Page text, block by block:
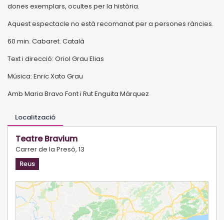
dones exemplars, ocultes per la història.
Aquest espectacle no està recomanat per a persones ràncies.
60 min. Cabaret. Català
Text i direcció: Oriol Grau Elias
Música: Enric Xato Grau
Amb Maria Bravo Font i Rut Enguita Márquez
Localització
Teatre Bravium
Carrer de la Presó, 13
Reus